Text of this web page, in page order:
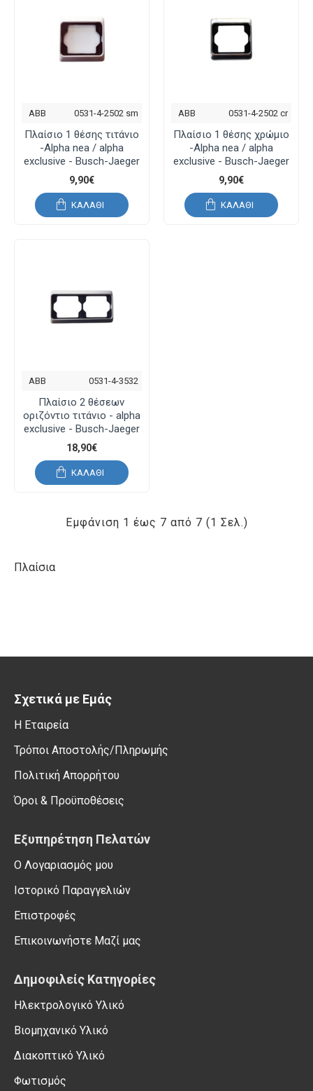
Πλαίσια
ABB 0531-4-2502 sm
Πλαίσιο 1 θέσης τιτάνιο
-Alpha nea / alpha
exclusive - Busch-Jaeger
9,90€
ΚΑΛΆΘΙ
ABB 0531-4-2502 cr
Πλαίσιο 1 θέσης χρώμιο
-Alpha nea / alpha
exclusive - Busch-Jaeger
9,90€
ΚΑΛΆΘΙ
ABB 0531-4-3532
Πλαίσιο 2 θέσεων
οριζόντιο τιτάνιο - alpha
exclusive - Busch-Jaeger
18,90€
ΚΑΛΆΘΙ
Εμφάνιση 1 έως 7 από 7 (1 Σελ.)
Σχετικά με Εμάς
Η Εταιρεία
Τρόποι Αποστολής/Πληρωμής
Πολιτική Απορρήτου
Όροι & Προϋποθέσεις
Εξυπηρέτηση Πελατών
Ο Λογαριασμός μου
Ιστορικό Παραγγελιών
Επιστροφές
Επικοινωνήστε Μαζί μας
Δημοφιλείς Κατηγορίες
Ηλεκτρολογικό Υλικό
Βιομηχανικό Υλικό
Διακοπτικό Υλικό
Φωτισμός